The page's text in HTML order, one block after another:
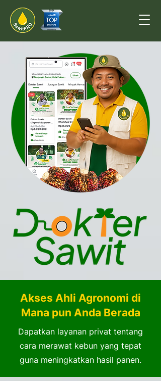
Akses Ahli Agronomi di
Mana pun Anda Berada
Dapatkan layanan privat tentang
cara merawat kebun yang tepat
guna meningkatkan hasil panen.